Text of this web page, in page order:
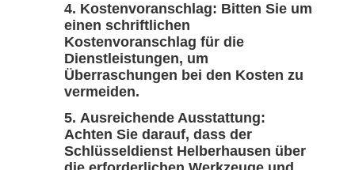
Kostenvoranschlag: Bitten Sie um
einen schriftlichen
Kostenvoranschlag für die
Dienstleistungen, um
Überraschungen bei den Kosten zu
vermeiden.
Ausreichende Ausstattung:
Achten Sie darauf, dass der
Schlüsseldienst Helberhausen über